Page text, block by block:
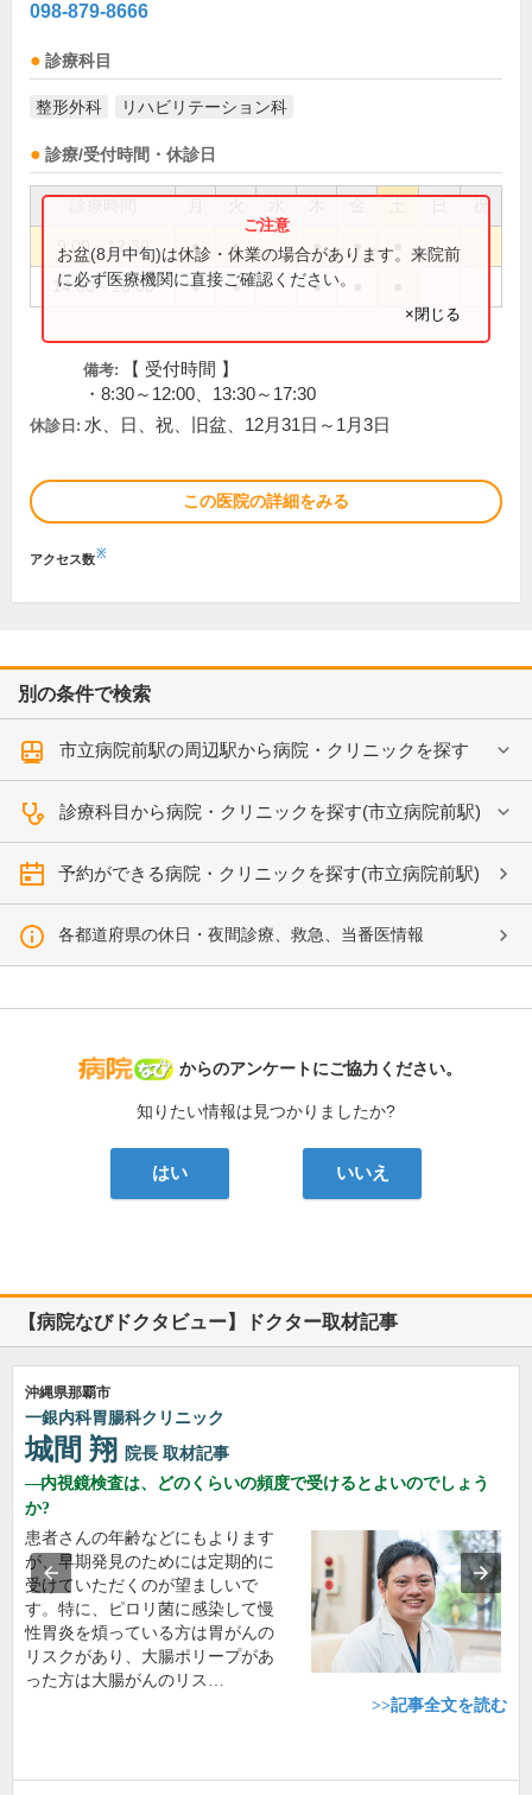
098-879-8666
診療科目
整形外科 リハビリテーション科
診療/受付時間・休診日
祝
9:00～12:30 ● ● ● ●
14:00～18:00 ● ● ●
お盆(8月中旬)は休診・休業の場合があります。来院前
に必ず医療機関に直接ご確認ください。
×閉じる
備考:
【 受付時間 】
・8:30～12:00、13:30～17:30
休診日: 水、日、祝、旧盆、12月31日～1月3日
この医院の詳細をみる
アクセス数※
別の条件で検索
市立病院前駅の周辺駅から病院・クリニックを探す
診療科目から病院・クリニックを探す(市立病院前駅)
予約ができる病院・クリニックを探す(市立病院前駅)
各都道府県の休日・夜間診療、救急、当番医情報
病院なび
からのアンケートにご協力ください。
知りたい情報は見つかりましたか?
はい いいえ
【病院なびドクタビュー】ドクター取材記事
沖縄県那覇市
一銀内科胃腸科クリニック
城間 翔 院長 取材記事
内視鏡検査は、どのくらいの頻度で受けるとよいのでしょう
か?
患者さんの年齢などにもよります
が、早期発見のためには定期的に
受けていただくのが望ましいで
す。特に、ピロリ菌に感染して慢
性胃炎を煩っている方は胃がんの
リスクがあり、大腸ポリープがあ
った方は大腸がんのリス…
>>記事全文を読む